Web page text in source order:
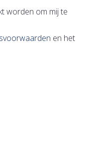
worden om mij te
en het